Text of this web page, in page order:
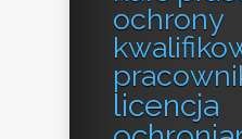
ochrony
licencja